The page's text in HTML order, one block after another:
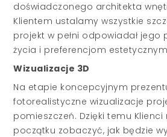
doświadczonego architekta
Klientem ustalamy wszystkie
projekt w pełni odpowiadał jego
życia i preferencjom
Wizualizacje 3D
Na etapie koncepcyjnym
fotorealistyczne wizualizacje
pomieszczeń. Dzięki temu
początku zobaczyć, jak będzie